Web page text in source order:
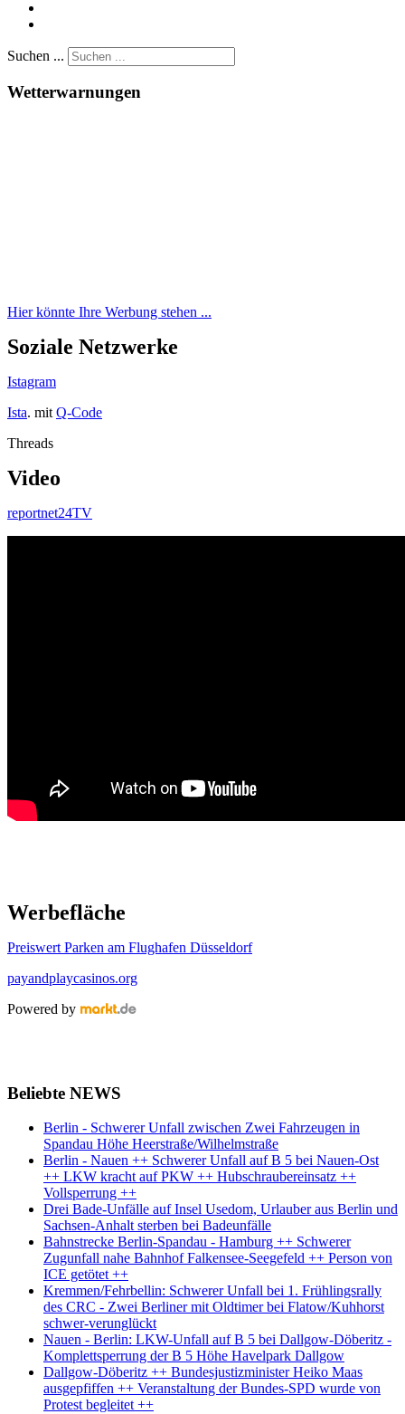
Suchen ...
Wetterwarnungen
Hier könnte Ihre Werbung stehen ...
Soziale Netzwerke
Istagram
Ista. mit Q-Code
Threads
Video
reportnet24TV
Werbefläche
Preiswert Parken am Flughafen Düsseldorf
payandplaycasinos.org
Powered by
Beliebte NEWS
Berlin - Schwerer Unfall zwischen Zwei Fahrzeugen in
Spandau Höhe Heerstraße/Wilhelmstraße
Berlin - Nauen ++ Schwerer Unfall auf B 5 bei Nauen-Ost
++ LKW kracht auf PKW ++ Hubschraubereinsatz ++
Vollsperrung ++
Drei Bade-Unfälle auf Insel Usedom, Urlauber aus Berlin und
Sachsen-Anhalt sterben bei Badeunfälle
Bahnstrecke Berlin-Spandau - Hamburg ++ Schwerer
Zugunfall nahe Bahnhof Falkensee-Seegefeld ++ Person von
ICE getötet ++
Kremmen/Fehrbellin: Schwerer Unfall bei 1. Frühlingsrally
des CRC - Zwei Berliner mit Oldtimer bei Flatow/Kuhhorst
schwer-verunglückt
Nauen - Berlin: LKW-Unfall auf B 5 bei Dallgow-Döberitz -
Komplettsperrung der B 5 Höhe Havelpark Dallgow
Dallgow-Döberitz ++ Bundesjustizminister Heiko Maas
ausgepfiffen ++ Veranstaltung der Bundes-SPD wurde von
Protest begleitet ++